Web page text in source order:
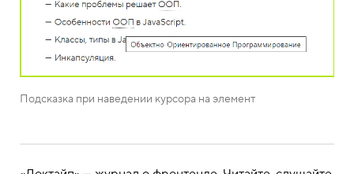
Подсказка при наведении курсора на элемент